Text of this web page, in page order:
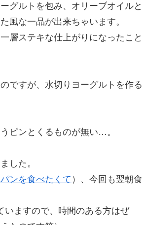
グルトを包み、オリーブオイルと
風な一品が出来ちゃいます。
層ステキな仕上がりになったこと
ですが、水切りヨーグルトを作る
ピンとくるものが無い…。
した。
ンを食べたくて ）、今回も翌朝食
いますので、時間のある方はぜ